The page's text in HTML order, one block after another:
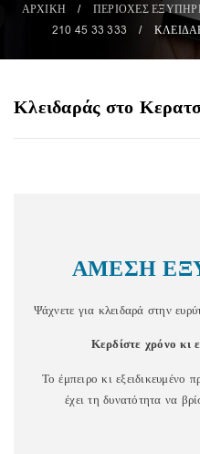
ΑΡΧΙΚΗ / ΠΕΡΙΟΧΕΣ
210 45 33 333
/
Κλειδαράς στο
ΑΜΕΣΗ
Ψάχνετε για κλειδαρά στην
Κερδίστε χρόνο κι
Το έμπειρο κι
έχει τη δυνατότητα να